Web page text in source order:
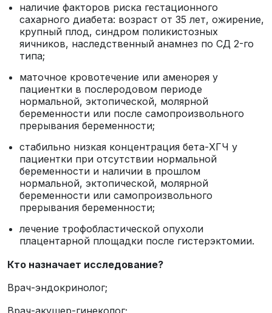
наличие факторов риска гестационного
сахарного диабета: возраст от 35 лет, ожирение,
крупный плод, синдром поликистозных
яичников, наследственный анамнез по СД 2-го
типа;
маточное кровотечение или аменорея у
пациентки в послеродовом периоде
нормальной, эктопической, молярной
беременности или после самопроизвольного
прерывания беременности;
стабильно низкая концентрация бета-ХГЧ у
пациентки при отсутствии нормальной
беременности и наличии в прошлом
нормальной, эктопической, молярной
беременности или самопроизвольного
прерывания беременности;
лечение трофобластической опухоли
плацентарной площадки после гистерэктомии.
Кто назначает исследование?
Врач-эндокринолог;
Врач-акушер-гинеколог;